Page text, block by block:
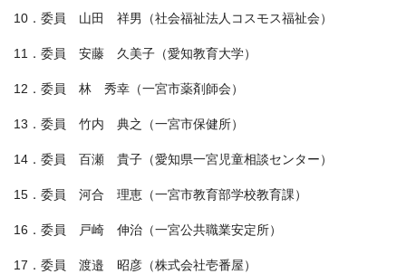
10．委員 山田 祥男（社会福祉法人コスモス福祉会）
11．委員 安藤 久美子（愛知教育大学）
12．委員 林 秀幸（一宮市薬剤師会）
13．委員 竹内 典之（一宮市保健所）
14．委員 百瀬 貴子（愛知県一宮児童相談センター）
15．委員 河合 理恵（一宮市教育部学校教育課）
16．委員 戸崎 伸治（一宮公共職業安定所）
17．委員 渡邉 昭彦（株式会社壱番屋）